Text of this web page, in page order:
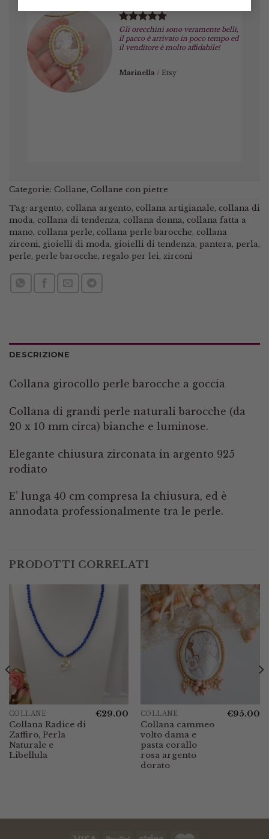
Gli orecchini sono veramente belli,
il pacco è arrivato in poco tempo ed
il venditore è molto affidabile!
Marinella / Etsy
Categorie: Collane, Collane con pietre
Tag: argento, collana argento, collana artigianale, collana di
moda , collana di tendenza , collana donna , collana fatta a
mano, collana perle, collana perle barocche, collana
zirconi , gioielli di moda , gioielli di tendenza , pantera , perla ,
perle, perle barocche, regalo per lei , zirconi
DESCRIZIONE
Collana girocollo perle barocche a goccia
Collana di grandi perle naturali barocche (da
20 x 10 mm circa) bianche e luminose.
Elegante chiusura zirconata in argento 925
rodiato
E’ lunga 40 cm compresa la chiusura, ed è
annodata professionalmente tra le perle.
PRODOTTI CORRELATI
COLLANE
Collana Radice di
Zaffiro, Perla
Naturale e
Libellula
€29.00 COLLANE
Collana cammeo
volto dama e
pasta corallo
rosa argento
dorato
€95.00